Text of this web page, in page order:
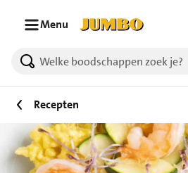
Menu
Recepten